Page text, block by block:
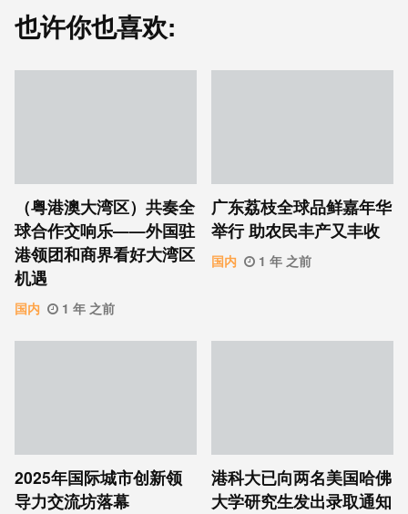
也许你也喜欢:
（粤港澳大湾区）共奏全
球合作交响乐——外国驻
港领团和商界看好大湾区
机遇
国内 1 年 之前
广东荔枝全球品鲜嘉年华
举行 助农民丰产又丰收
国内 1 年 之前
2025年国际城市创新领
导力交流坊落幕
港科大已向两名美国哈佛
大学研究生发出录取通知